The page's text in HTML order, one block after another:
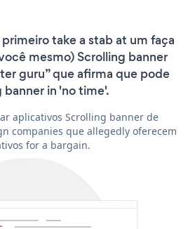
take a stab at um faça
mesmo) Scrolling banner
guru” que afirma que pode
in 'no time'.
aplicativos Scrolling banner de
companies que allegedly oferecem
for a bargain.